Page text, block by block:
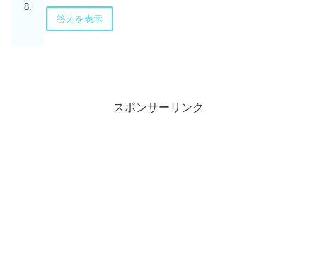
8.
答えを表示
スポンサーリンク